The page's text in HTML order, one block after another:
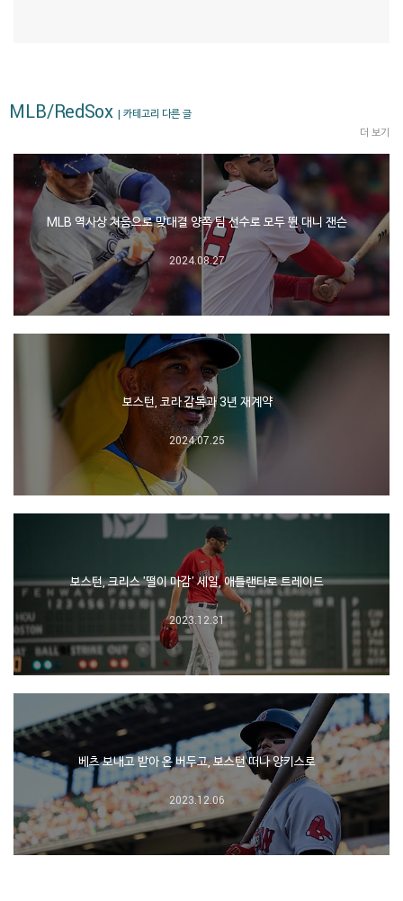
MLB/RedSox | 카테고리 다른 글
더 보기
MLB 역사상 처음으로 맞대결 양쪽 팀 선수로 모두 뛴 대니 잰슨
2024.08.27
보스턴, 코라 감독과 3년 재계약
2024.07.25
보스턴, 크리스 '떨이 마감' 세일, 애틀랜타로 트레이드
2023.12.31
베츠 보내고 받아 온 버두고, 보스턴 떠나 양키스로
2023.12.06